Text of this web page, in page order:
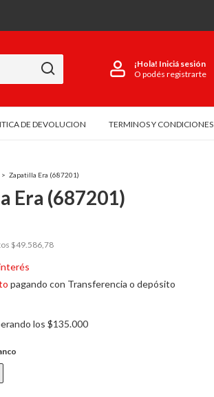
¡Hola! Iniciá sesión
O podés registrarte
DE DEVOLUCION TERMINOS Y CONDICIONES
> Zapatilla Era (687201)
Era (687201)
$49.586,78
pagando con Transferencia o depósito
los $135.000